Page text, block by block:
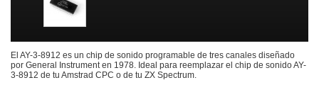
El AY-3-8912 es un chip de sonido programable de tres canales diseñado
por General Instrument en 1978. Ideal para reemplazar el chip de sonido AY-
3-8912 de tu Amstrad CPC o de tu ZX Spectrum.